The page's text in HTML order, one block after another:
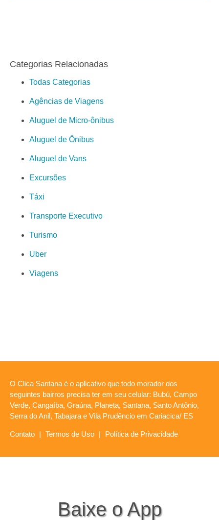
Categorias Relacionadas
Todas Categorias
Agências de Viagens
Aluguel de Micro-ônibus
Aluguel de Ônibus
Aluguel de Vans
Excursões
Táxi
Transporte Executivo
Turismo
Uber
Viagens
O Clica Santana é o aplicativo que todo morador dos
seguintes bairros precisa ter em seu celular: Bubú, Campo
Verde, Cangaíba, Graúna, Planeta, Santana, Santo Antônio,
Serra do Anil, Tabajara e Vila Prudêncio em Cariacica/ ES
Contato | Termos de Uso | Política de Privacidade
Baixe o App